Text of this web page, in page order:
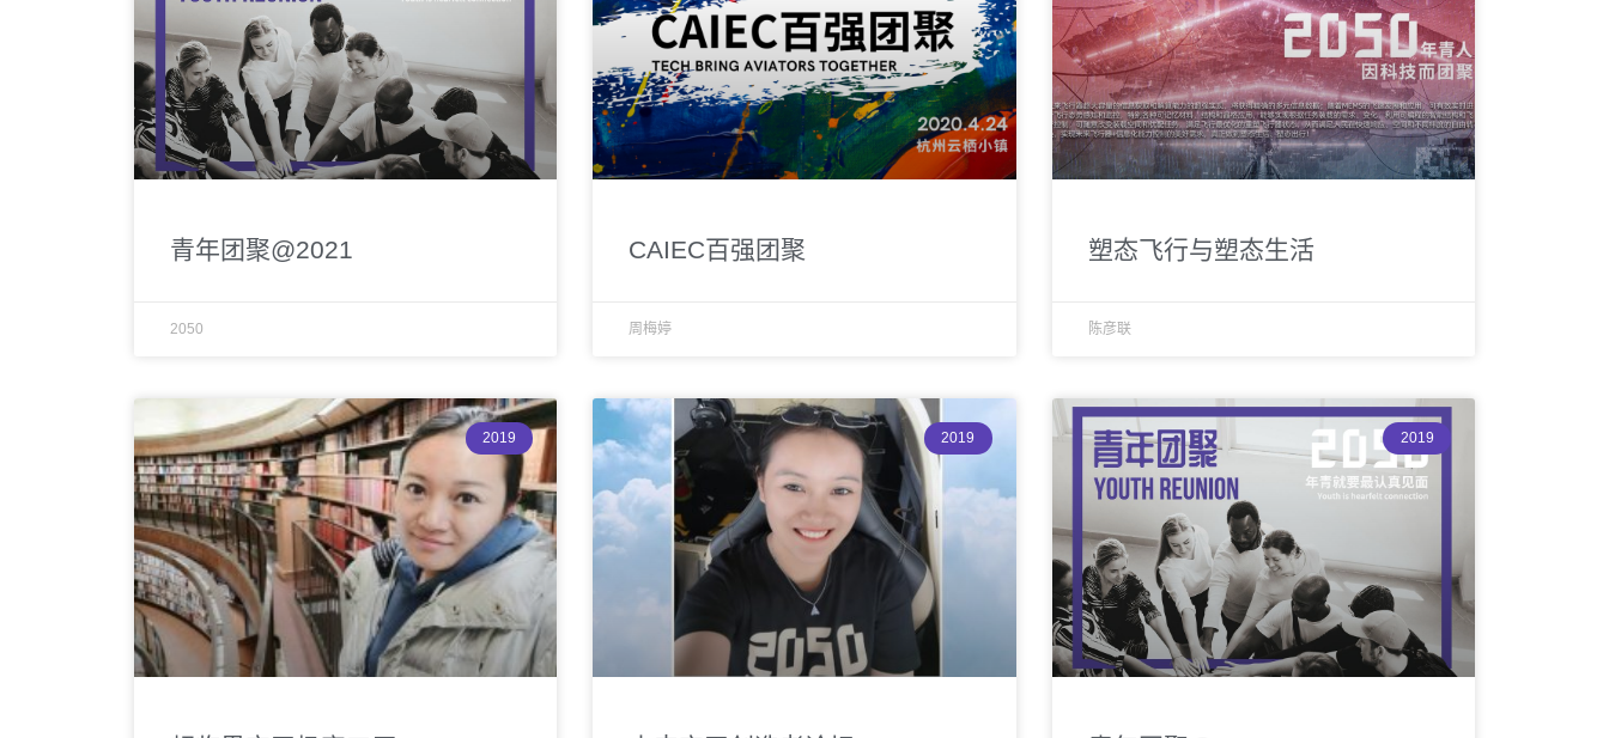
青年团聚@2021
2050
CAIEC百强团聚
周梅婷
塑态飞行与塑态生活
陈彦联
2019 2019 2019